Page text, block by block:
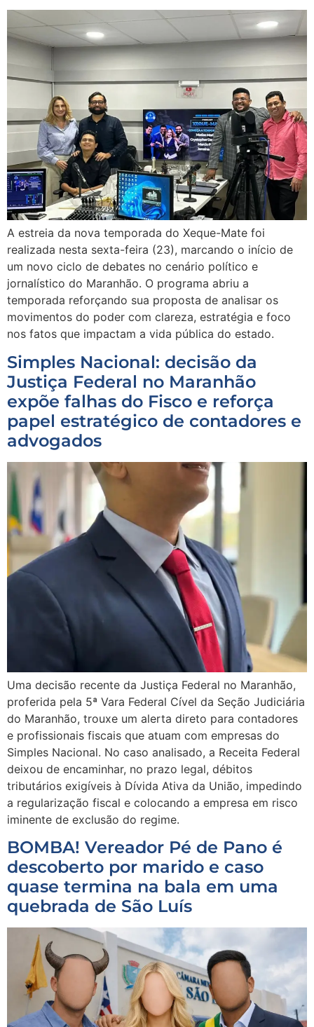
A estreia da nova temporada do Xeque-Mate foi
realizada nesta sexta-feira (23), marcando o início de
um novo ciclo de debates no cenário político e
jornalístico do Maranhão. O programa abriu a
temporada reforçando sua proposta de analisar os
movimentos do poder com clareza, estratégia e foco
nos fatos que impactam a vida pública do estado.
Simples Nacional: decisão da
Justiça Federal no Maranhão
expõe falhas do Fisco e reforça
papel estratégico de contadores e
advogados
Uma decisão recente da Justiça Federal no Maranhão,
proferida pela 5ª Vara Federal Cível da Seção Judiciária
do Maranhão, trouxe um alerta direto para contadores
e profissionais fiscais que atuam com empresas do
Simples Nacional. No caso analisado, a Receita Federal
deixou de encaminhar, no prazo legal, débitos
tributários exigíveis à Dívida Ativa da União, impedindo
a regularização fiscal e colocando a empresa em risco
iminente de exclusão do regime.
BOMBA! Vereador Pé de Pano é
descoberto por marido e caso
quase termina na bala em uma
quebrada de São Luís